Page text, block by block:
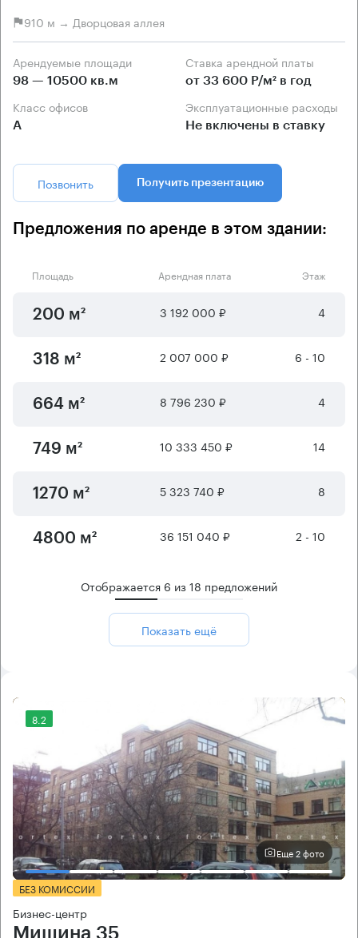
910 м → Дворцовая аллея
Арендуемые площади
98 — 10500 кв.м
Ставка арендной платы
от 33 600 Р/м² в год
Класс офисов
А
Эксплуатационные расходы
Не включены в ставку
Позвонить Получить презентацию
Предложения по аренде в этом здании:
Площадь Арендная плата Этаж
200 м² 3 192 000 ₽ 4
318 м² 2 007 000 ₽ 6 - 10
664 м² 8 796 230 ₽ 4
749 м² 10 333 450 ₽ 14
1270 м² 5 323 740 ₽ 8
4800 м² 36 151 040 ₽ 2 - 10
Отображается 6 из18 предложений
Показать ещё
8.2
Еще 2 фото
БЕЗ КОМИССИИ
Бизнес-центр
Мишина 35